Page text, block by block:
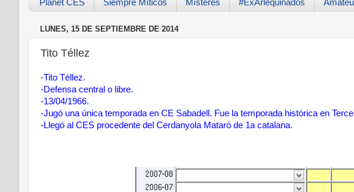
Planet CES Siempre Míticos Místeres #ExArlequinados
LUNES, 15 DE SEPTIEMBRE DE 2014
Tito Téllez
-Tito Téllez.
-Defensa central o libre.
-13/04/1966.
-Jugó una única temporada en CE Sabadell. Fue la temporada histórica en
-Llegó al CES procedente del Cerdanyola Mataró de 1a catalana.